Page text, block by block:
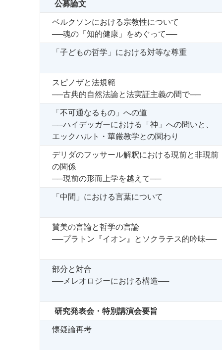
公募論文
ベルクソンにおける宗教性について
──魂の「知的健康」をめぐって──
「子どもの哲学」における対等な尊重
スピノザと法規範
──古典的自然法論と法実証主義の間で──
「不可通なるもの」への道
──ハイデッガーにおける「神」への問いと、
エックハルト・華厳教学との関わり
デリダのフッサール解釈における現前と非現前
の関係
──現前の形而上学を越えて──
「中間」における言葉について
賛美の言論と哲学の言論
──プラトン『イオン』とソクラテス的吟味──
部分と対合
──メレオロジーにおける構造──
研究発表会・特別講演会要旨
懐疑論再考